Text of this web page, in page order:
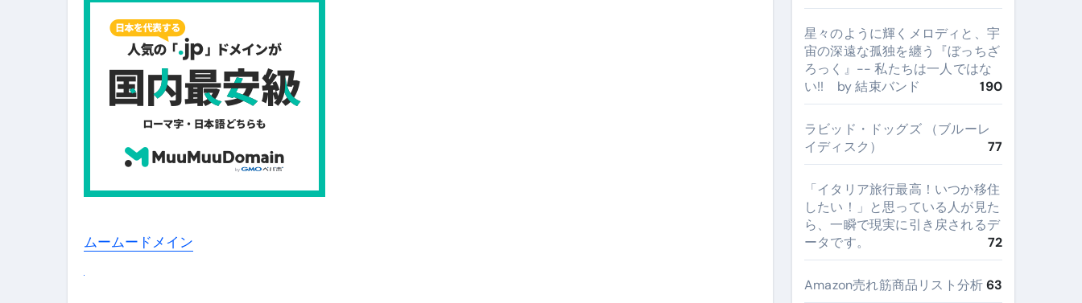
ムームードメイン
星々のように輝くメロディと、宇
宙の深遠な孤独を纏う『ぼっちざ
ろっく』-- 私たちは一人ではな
い!! by 結束バンド
190
ラビッド・ドッグズ （ブルーレ
イディスク）
77
​「イタリア旅行最高！いつか移住
したい！」と思っている人が見た
ら、一瞬で現実に引き戻されるデ
ータです。
72
Amazon売れ筋商品リスト分析63